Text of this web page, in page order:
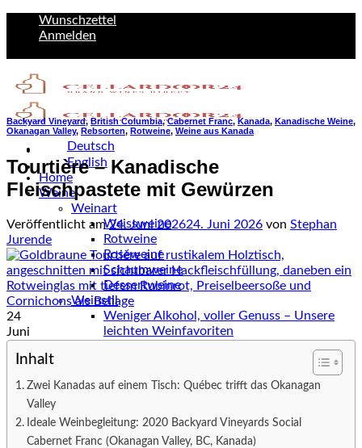
Wunschzettel
Anmelden
Deutsch
English
Home
Weine
Weinart
Weissweine
Rotweine
Roséweine
Schaumweine
Dessertweine
Weinstil
Weniger Alkohol, voller Genuss – Unsere
leichten Weinfavoriten
mild & harmonisch
klar & mineralisch
herzhaft & wuerzig
Backyard Vineyard, British Columbia,Cabernet Franc,Kanada, Kanadische Weine,
Okanagan Valley, Rebsorten, Rotweine, Weine aus Kanada
Tourtière – Kanadische
Fleischpastete mit Gewürzen
Veröffentlicht am24. Juni 202624. Juni 2026 von Stephan
Jurende
24
Juni
Inhalt
Zwei Kanadas auf einem Tisch: Québec trifft das Okanagan
Valley
Ideale Weinbegleitung: 2020 Backyard Vineyards Social
Cabernet Franc (Okanagan Valley, BC, Kanada)